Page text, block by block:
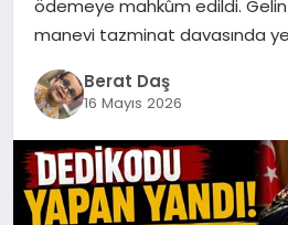
NURHAK
ödemeye mahkûm edildi.
manevi tazminat davasında
Berat Daş
16 Mayıs 2026